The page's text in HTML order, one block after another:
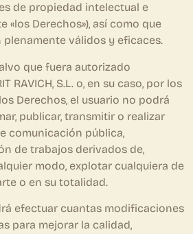
de propiedad intelectual e
«los Derechos»), así como que
válidos y eficaces.
que fuera autorizado
RAVICH, S.L. o, en su caso, por los
Derechos, el usuario no podrá
publicar, transmitir o realizar
comunicación pública,
de trabajos derivados de,
modo, explotar cualquiera de
o en su totalidad.
efectuar cuantas modificaciones
para mejorar la calidad,